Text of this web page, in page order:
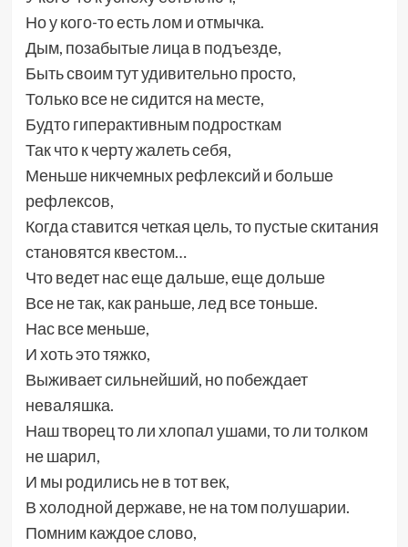
Но у кого-то есть лом и отмычка.
Дым, позабытые лица в подъезде,
Быть своим тут удивительно просто,
Только все не сидится на месте,
Будто гиперактивным подросткам
Так что к черту жалеть себя,
Меньше никчемных рефлексий и больше
рефлексов,
Когда ставится четкая цель, то пустые скитания
становятся квестом…
Что ведет нас еще дальше, еще дольше
Все не так, как раньше, лед все тоньше.
Нас все меньше,
И хоть это тяжко,
Выживает сильнейший, но побеждает
неваляшка.
Наш творец то ли хлопал ушами, то ли толком
не шарил,
И мы родились не в тот век,
В холодной державе, не на том полушарии.
Помним каждое слово,